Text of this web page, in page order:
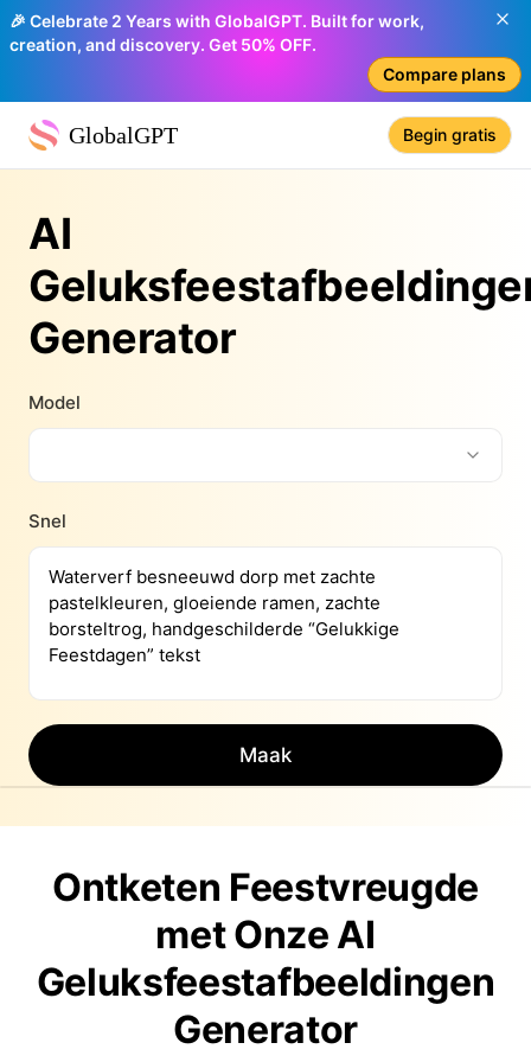
🎉 Celebrate 2 Years with GlobalGPT. Built for work,
creation, and discovery. Get 50% OFF.
Compare plans
GlobalGPT Begin gratis
AI
Generator
Model
Snel
Maak
Ontketen Feestvreugde
met Onze AI
Geluksfeestafbeeldingen
Generator